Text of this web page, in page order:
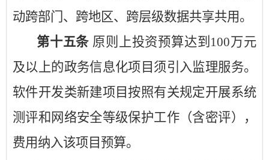
动跨部门、跨地区、跨层级数据共享共用。
第十五条 原则上投资预算达到 100万元
及以上的政务信息化项目须引入监理服务。
软件开发类新建项目按照有关规定开展系统
测评和网络安全等级保护工作（含密评），
费用纳入该项目预算。